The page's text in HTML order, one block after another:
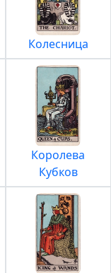
Колесница
Королева
Кубков